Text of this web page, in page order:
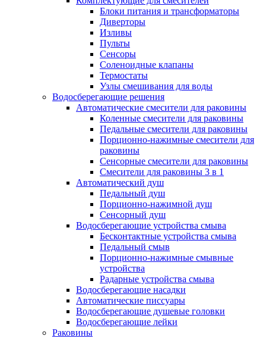
Блоки питания и трансформаторы
Диверторы
Изливы
Пульты
Сенсоры
Соленоидные клапаны
Термостаты
Узлы смешивания для воды
Водосберегающие решения
Автоматические смесители для раковины
Коленные смесители для раковины
Педальные смесители для раковины
Порционно-нажимные смесители для
раковины
Сенсорные смесители для раковины
Смесители для раковины 3 в 1
Автоматический душ
Педальный душ
Порционно-нажимной душ
Сенсорный душ
Водосберегающие устройства смыва
Бесконтактные устройства смыва
Педальный смыв
Порционно-нажимные смывные
устройства
Радарные устройства смыва
Водосберегающие насадки
Автоматические писсуары
Водосберегающие душевые головки
Водосберегающие лейки
Раковины